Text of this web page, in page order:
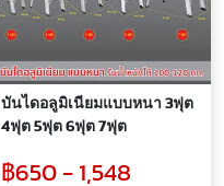
บันไดอลูมิเนียมแบบหนา 3ฟุต
4ฟุต 5ฟุต 6ฟุต 7ฟุต
฿650 - 1,548